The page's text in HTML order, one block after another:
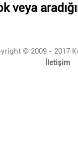
veya
© 2009 - 2017
İletişim